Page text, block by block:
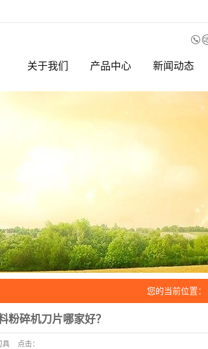
关于我们
公司简介
产品中心
破碎机刀片
剪板机刀片
轧钢刀
圆刀片
配件
新闻动态
公司动态
您的当前位置：
粉碎机刀片哪家好？
具
点击：